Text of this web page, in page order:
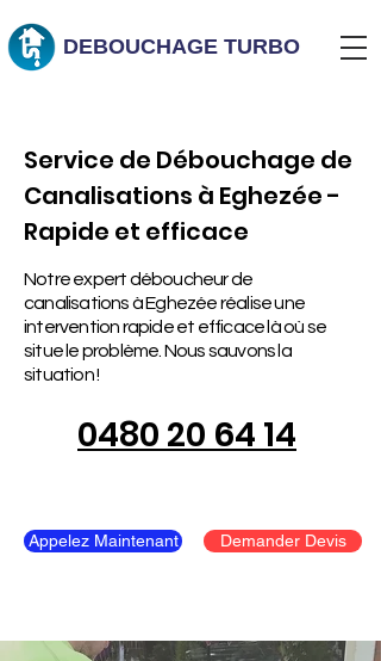
DEBOUCHAGE TURBO
Service de Débouchage de
Canalisations à Eghezée -
Rapide et efficace
Notre expert déboucheur de
canalisations à Eghezée réalise une
intervention rapide et efficace là où se
situe le problème. Nous sauvons la
situation !
0480 20 64 14
Appelez Maintenant Demander Devis